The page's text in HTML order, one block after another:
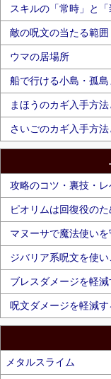
スキルの「常時」と
敵の呪文の当たる範囲
ウマの居場所
船で行ける小島・孤島
まほうのカギ入手方
さいごのカギ入手方
攻略のコツ・裏技・
ピオリムは回復役の
マヌーサで魔法使い
ジバリア系呪文を使
ブレスダメージを軽
呪文ダメージを軽減
メタルスライム